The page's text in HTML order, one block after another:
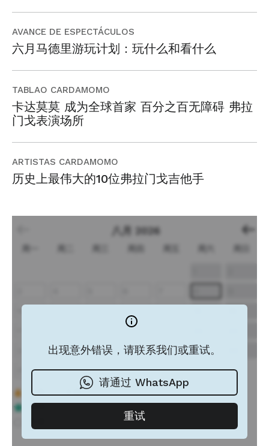
AVANCE DE ESPECTÁCULOS
六月马德里游玩计划：玩什么和看什么
TABLAO CARDAMOMO
卡达莫莫 成为全球首家 百分之百无障碍 弗拉
门戈表演场所
ARTISTAS CARDAMOMO
历史上最伟大的10位弗拉门戈吉他手